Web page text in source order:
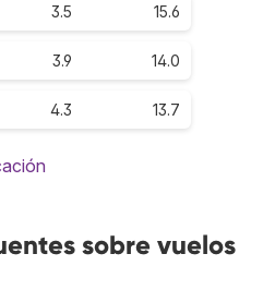
3.5 15.6
3.9 14.0
4.3 13.7
sobre vuelos